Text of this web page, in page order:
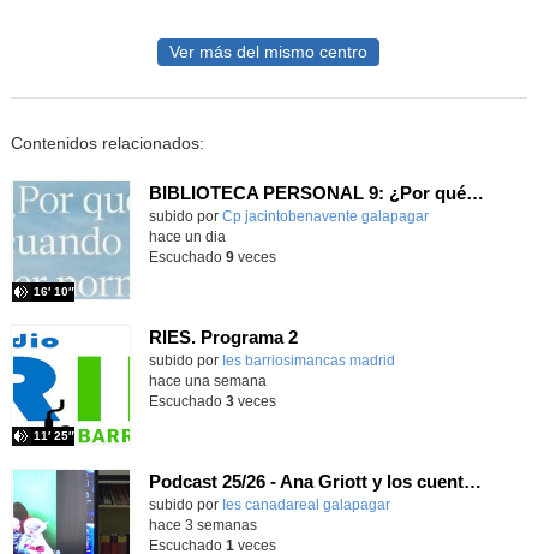
Ver más del mismo centro
Contenidos relacionados:
BIBLIOTECA PERSONAL 9: ¿Por qué ser feliz cuando puedes ser normal?
Contenido educativo.
subido por Cp jacintobenavente galapagar
16′ 10″
-
hace un dia
Escuchado 9veces
RIES. Programa 2
Contenido educativo.
subido por Ies barriosimancas madrid
11′ 25″
hace una semana
Escuchado 3veces
Podcast 25/26 - Ana Griott y los cuentos de las voces olvidadas
subido por Ies canadareal galapagar-
hace 3 semanas
Escuchado 1 veces